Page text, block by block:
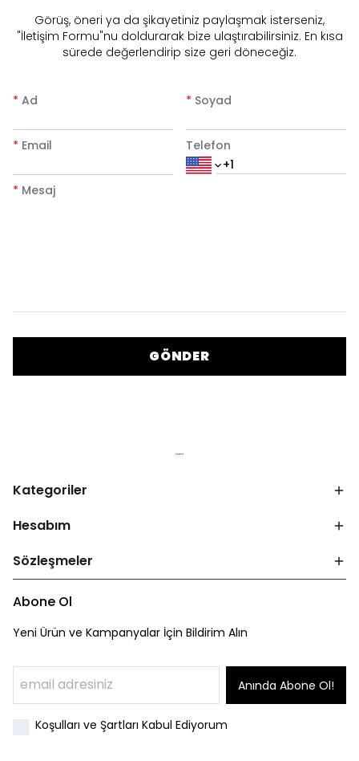
​Görüş, öneri ya da şikayetiniz paylaşmak isterseniz,
"İletişim Formu"nu doldurarak bize ulaştırabilirsiniz. En kısa
sürede değerlendirip size geri döneceğiz.
* Ad * Soyad
* Email Telefon
* Mesaj
GÖNDER
Kategoriler
Hesabım
Sözleşmeler
Abone Ol
Yeni Ürün ve Kampanyalar İçin Bildirim Alın
Anında Abone Ol!
Koşulları ve Şartları Kabul Ediyorum